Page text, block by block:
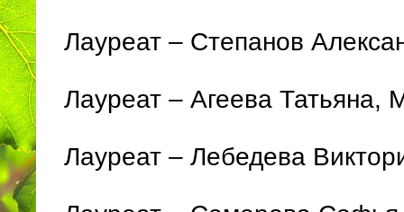
Лауреат – Степанов
Лауреат – Агеева
Лауреат – Лебедева